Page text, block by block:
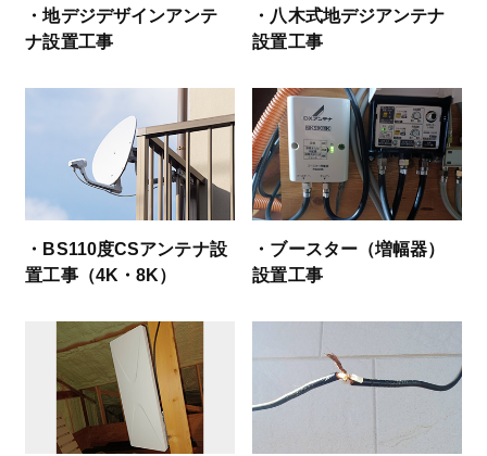
・地デジデザインアンテ
ナ設置工事
・八木式地デジアンテナ
設置工事
・BS110度CSアンテナ設
置工事（4K・8K）
・ブースター（増幅器）
設置工事